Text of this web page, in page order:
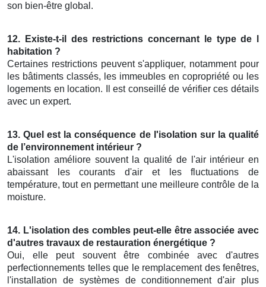
son bien-être global.
12. Existe-t-il des restrictions concernant le type de l
habitation ?
Certaines restrictions peuvent s'appliquer, notamment pour
les bâtiments classés, les immeubles en copropriété ou les
logements en location. Il est conseillé de vérifier ces détails
avec un expert.
13. Quel est la conséquence de l'isolation sur la qualité
de l’environnement intérieur ?
L'isolation améliore souvent la qualité de l'air intérieur en
abaissant les courants d'air et les fluctuations de
température, tout en permettant une meilleure contrôle de la
moisture.
14. L'isolation des combles peut-elle être associée avec
d'autres travaux de restauration énergétique ?
Oui, elle peut souvent être combinée avec d'autres
perfectionnements telles que le remplacement des fenêtres,
l'installation de systèmes de conditionnement d'air plus